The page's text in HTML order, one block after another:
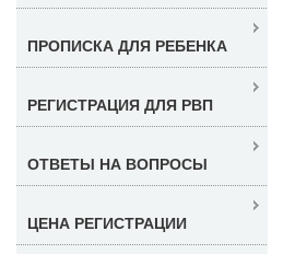
ПРОПИСКА ДЛЯ РЕБЕНКА
РЕГИСТРАЦИЯ ДЛЯ РВП
ОТВЕТЫ НА ВОПРОСЫ
ЦЕНА РЕГИСТРАЦИИ